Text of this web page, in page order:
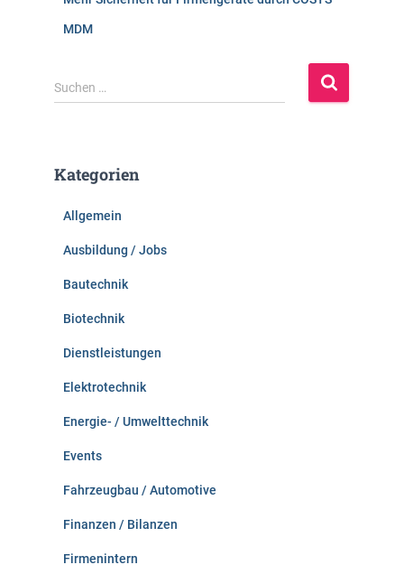
MDM
S
u
n
Suchen …
Kategorien
Allgemein
Ausbildung / Jobs
Bautechnik
Biotechnik
Dienstleistungen
Elektrotechnik
Energie- / Umwelttechnik
Events
Fahrzeugbau / Automotive
Finanzen / Bilanzen
Firmenintern